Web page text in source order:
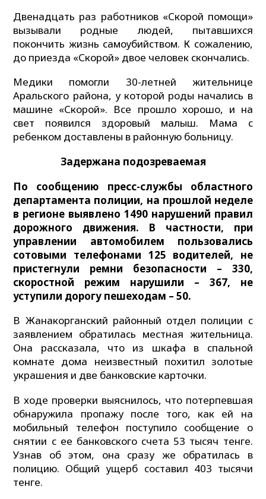
Двенадцать раз работников «Скорой помощи»
вызывали родные людей, пытавшихся
покончить жизнь самоубийством. К сожалению,
до приезда «Скорой» двое человек скончались.
Медики помогли 30-летней жительнице
Аральского района, у которой роды начались в
машине «Скорой». Все прошло хорошо, и на
свет появился здоровый малыш. Мама с
ребенком доставлены в районную больницу.
Задержана подозреваемая
По сообщению пресс-службы областного
департамента полиции, на прошлой неделе
в регионе выявлено 1490 нарушений правил
дорожного движения. В частности, при
управлении автомобилем пользовались
сотовыми телефонами 125 водителей, не
пристегнули ремни безопасности – 330,
скоростной режим нарушили – 367, не
уступили дорогу пешеходам – 50.
В Жанакорганский районный отдел полиции с
заявлением обратилась местная жительница.
Она рассказала, что из шкафа в спальной
комнате дома неизвестный похитил золотые
украшения и две банковские карточки.
В ходе проверки выяснилось, что потерпевшая
обнаружила пропажу после того, как ей на
мобильный телефон поступило сообщение о
снятии с ее банковского счета 53 тысяч тенге.
Узнав об этом, она сразу же обратилась в
полицию. Общий ущерб составил 403 тысячи
тенге.